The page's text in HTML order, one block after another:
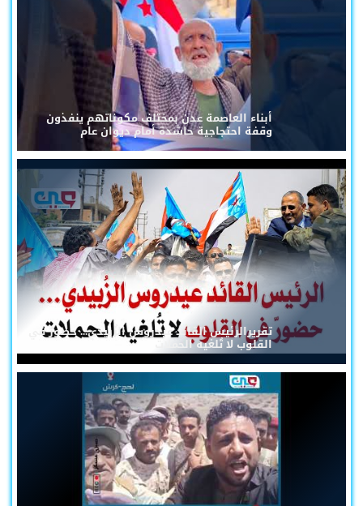
أبناء العاصمة عدن بمختلف مكوناتهم ينفذون
وقفة احتجاجية حاشدة أمام ديوان عام
تقريرالرئيس القائد عيدروس الزُبيدي... حضورٌ في
القلوب لا تُلغيه الحملات